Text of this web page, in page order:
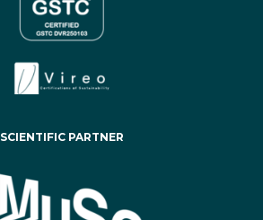
SCIENTIFIC PARTNER